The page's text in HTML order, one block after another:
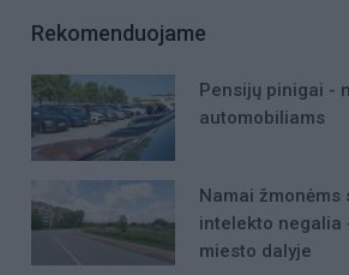
Rekomenduojame
Pensijų pinigai -
automobiliams
Namai
intelekto negalia
miesto dalyje